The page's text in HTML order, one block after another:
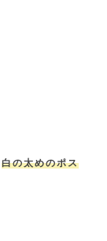
白の太めのポス